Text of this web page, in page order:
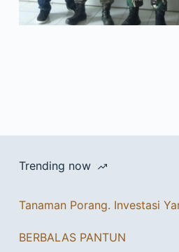
Trending now
Tanaman Porang. Investasi
BERBALAS PANTUN